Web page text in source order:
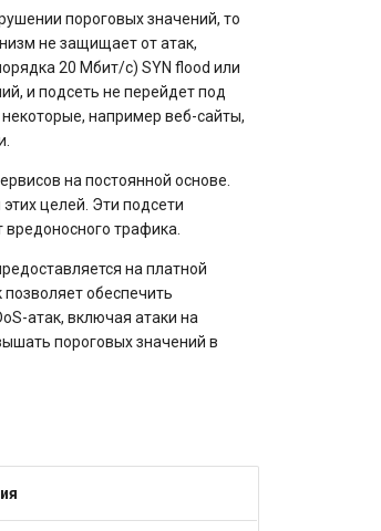
пороговых значений, то
не защищает от атак,
20 Мбит/с) SYN flood или
и подсеть не перейдет под
например веб-сайты,
на постоянной основе.
целей. Эти подсети
трафика.
на платной
обеспечить
атак, включая атаки на
пороговых значений в